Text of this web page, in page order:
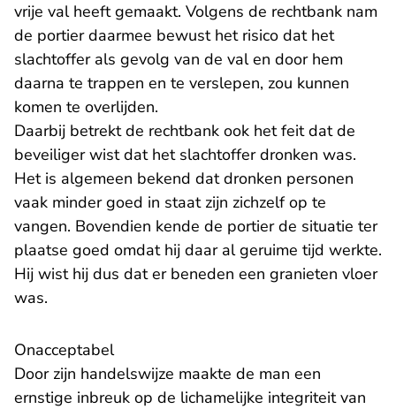
vrije val heeft gemaakt. Volgens de rechtbank nam
de portier daarmee bewust het risico dat het
slachtoffer als gevolg van de val en door hem
daarna te trappen en te verslepen, zou kunnen
komen te overlijden.
Daarbij betrekt de rechtbank ook het feit dat de
beveiliger wist dat het slachtoffer dronken was.
Het is algemeen bekend dat dronken personen
vaak minder goed in staat zijn zichzelf op te
vangen. Bovendien kende de portier de situatie ter
plaatse goed omdat hij daar al geruime tijd werkte.
Hij wist hij dus dat er beneden een granieten vloer
was.
Onacceptabel
Door zijn handelswijze maakte de man een
ernstige inbreuk op de lichamelijke integriteit van